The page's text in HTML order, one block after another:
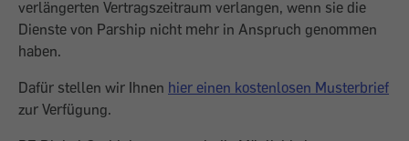
verlängerten Vertragszeitraum verlangen, wenn sie die
Dienste von Parship nicht mehr in Anspruch genommen
haben.
Dafür stellen wir Ihnen hier einen kostenlosen Musterbrief
zur Verfügung.